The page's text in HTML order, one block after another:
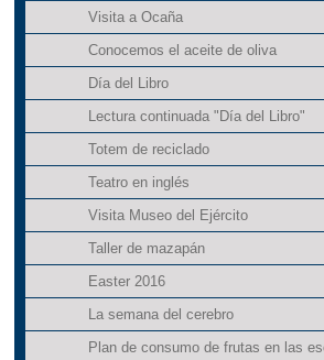
Visita a Ocaña
Conocemos el aceite de oliva
Día del Libro
Lectura continuada "Día del Libro"
Totem de reciclado
Teatro en inglés
Visita Museo del Ejército
Taller de mazapán
Easter 2016
La semana del cerebro
Plan de consumo de frutas en las